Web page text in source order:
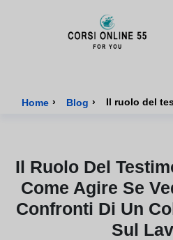
Home › Blog › Il ruolo del
Il Ruolo Del
Come Agire Se
Confronti Di Un
Sul